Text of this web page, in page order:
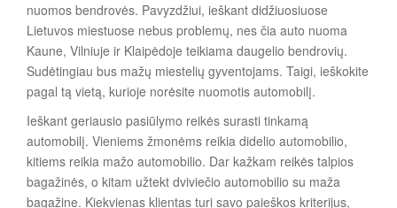
nuomos bendrovės. Pavyzdžiui, ieškant didžiuosiuose
Lietuvos miestuose nebus problemų, nes čia auto nuoma
Kaune, Vilniuje ir Klaipėdoje teikiama daugelio bendrovių.
Sudėtingiau bus mažų miestelių gyventojams. Taigi, ieškokite
pagal tą vietą, kurioje norėsite nuomotis automobilį.
Ieškant geriausio pasiūlymo reikės surasti tinkamą
automobilį. Vieniems žmonėms reikia didelio automobilio,
kitiems reikia mažo automobilio. Dar kažkam reikės talpios
bagažinės, o kitam užtekt dviviečio automobilio su maža
bagažine. Kiekvienas klientas turi savo paieškos kriterijus,